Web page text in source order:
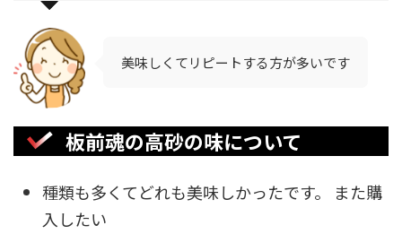
美味しくてリピートする方が多いです
板前魂の高砂の味について
種類も多くてどれも美味しかったです。 また購
入したい